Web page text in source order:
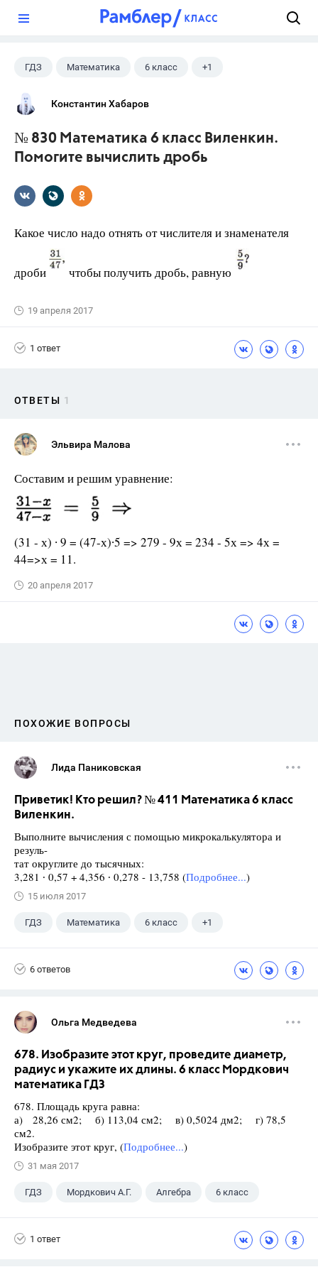
ГДЗ Математика 6 класс +1
Виленкин Н.Я.
Константин Хабаров
№ 830 Математика 6 класс Виленкин.
Помогите вычислить дробь
Какое число надо отнять от числителя и знаменателя
дроби чтобы получить дробь, равную
19 апреля 2017
1 ответ
ОТВЕТЫ 1
Эльвира Малова
Составим и решим уравнение:
(31 - х) ∙ 9 = (47-х)∙5 => 279 - 9х = 234 - 5х => 4х =
44=>х = 11.
20 апреля 2017
ПОХОЖИЕ ВОПРОСЫ
Лида Паниковская
Приветик! Кто решил? № 411 Математика 6 класс
Виленкин.
Выполните вычисления с помощью микрокалькулятора и
резуль-
тат округлите до тысячных:
3,281 ∙ 0,57 + 4,356 ∙ 0,278 - 13,758 (Подробнее...)
15 июля 2017
ГДЗ Математика 6 класс +1
6 ответов
Ольга Медведева
678. Изобразите этот круг, проведите диаметр,
радиус и укажите их длины. 6 класс Мордкович
математика ГДЗ
678. Площадь круга равна:
а) 28,26 см2; б) 113,04 см2; в) 0,5024 дм2; г) 78,5
см2.
Изобразите этот круг, (Подробнее...)
31 мая 2017
ГДЗ Мордкович А.Г. Алгебра 6 класс
1 ответ